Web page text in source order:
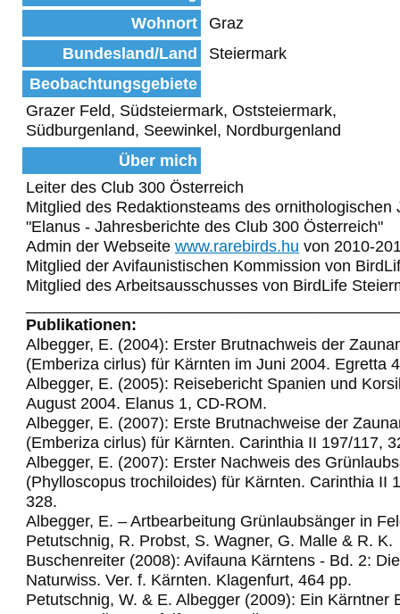
Wohnort
Graz
Bundesland/Land
Steiermark
Beobachtungsgebiete
Grazer Feld, Südsteiermark, Oststeiermark,
Südburgenland, Seewinkel, Nordburgenland
Über mich
Leiter des Club 300 Österreich
Mitglied des Redaktionsteams des ornithologischen
"Elanus - Jahresberichte des Club 300 Österreich"
Admin der Webseite www.rarebirds.hu von 2010-
Mitglied der Avifaunistischen Kommission von
Mitglied des Arbeitsausschusses von BirdLife
Publikationen:
Albegger, E. (2004): Erster Brutnachweis der
(Emberiza cirlus) für Kärnten im Juni 2004. Egretta
Albegger, E. (2005): Reisebericht Spanien und
August 2004. Elanus 1, CD-ROM.
Albegger, E. (2007): Erste Brutnachweise der
(Emberiza cirlus) für Kärnten. Carinthia II 197/117,
Albegger, E. (2007): Erster Nachweis des
(Phylloscopus trochiloides) für Kärnten. Carinthia II
328.
Albegger, E. – Artbearbeitung Grünlaubsänger in
Petutschnig, R. Probst, S. Wagner, G. Malle & R. K.
Buschenreiter (2008): Avifauna Kärntens - Bd. 2:
Naturwiss. Ver. f. Kärnten. Klagenfurt, 464 pp.
Petutschnig, W. & E. Albegger (2009): Ein Kärntner